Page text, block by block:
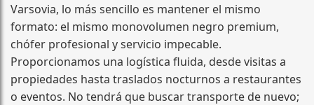
Varsovia, lo más sencillo es mantener el mismo
formato: el mismo monovolumen negro premium,
chófer profesional y servicio impecable.
Proporcionamos una logística fluida, desde visitas a
propiedades hasta traslados nocturnos a restaurantes
o eventos. No tendrá que buscar transporte de nuevo;